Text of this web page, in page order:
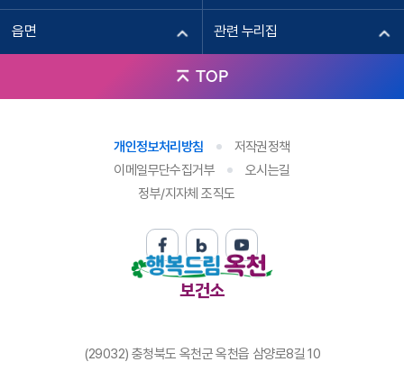
읍면 관련 누리집
TOP
보건소
개인정보처리방침
저작권정책
이메일무단수집거부
오시는길
정부/지자체 조직도
(29032) 충청북도 옥천군 옥천읍 삼양로8길 10